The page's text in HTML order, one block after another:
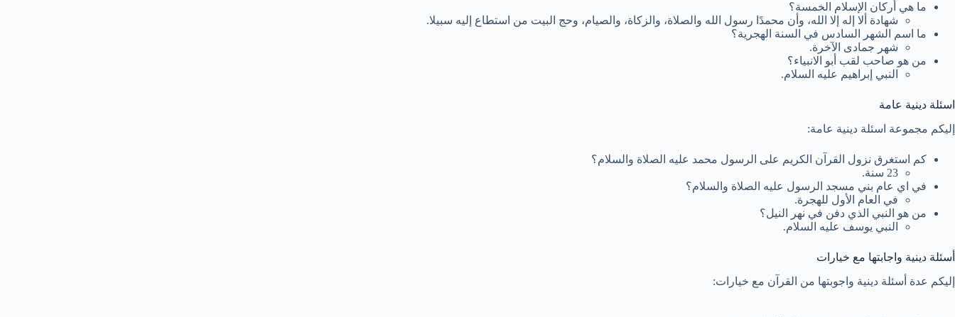
ما هي أركان الإسلام الخمسة؟
شهادة ألا إله إلا الله، وأن محمدًا رسول الله والصلاة، والزكاة، والصيام، وحج البيت من استطاع إليه سبيلا.
ما اسم الشهر السادس في السنة الهجرية؟
شهر جمادى الآخرة.
من هو صاحب لقب أبو الانبياء؟
النبي إبراهيم عليه السلام.
اسئلة دينية عامة
إليكم مجموعة اسئلة دينية عامة:
كم استغرق نزول القرآن الكريم على الرسول محمد عليه الصلاة والسلام؟
23 سنة.
في اي عام بني مسجد الرسول عليه الصلاة والسلام؟
في العام الأول للهجرة.
من هو النبي الذي دفن في نهر النيل؟
النبي يوسف عليه السلام.
أسئلة دينية واجابتها مع خيارات
إليكم عدة أسئلة دينية واجوبتها من القرآن مع خيارات: